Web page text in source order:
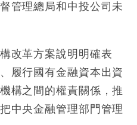
管理總局和中投公司未
改革方案說明明確表
履行國有金融資本出資
構之間的權責關係，推
中央金融管理部門管理